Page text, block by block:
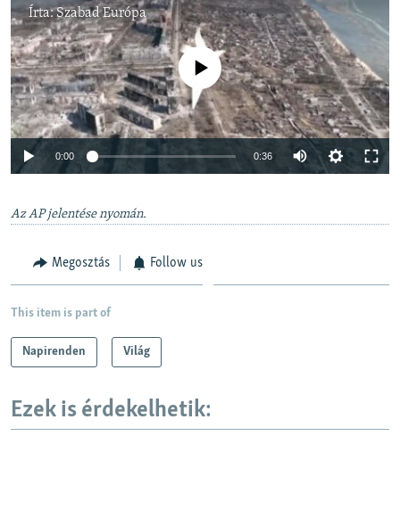
Írta:Szabad Európa
720p 1080p
Jelenleg nincs elérhető tartalom
0:00 0:36 Auto
Az AP jelentése nyomán.
Megosztás Follow us
This item is part of
Napirenden Világ
Ezek is érdekelhetik: